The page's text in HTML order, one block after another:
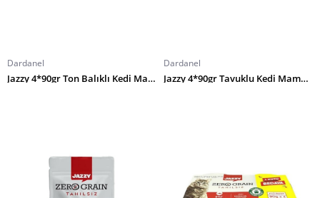
Dardanel
Jazzy 4*90gr Ton Balıklı Kedi Maması-4-
Dardanel
Jazzy 4*90gr Tavuklu Kedi Maması-4-